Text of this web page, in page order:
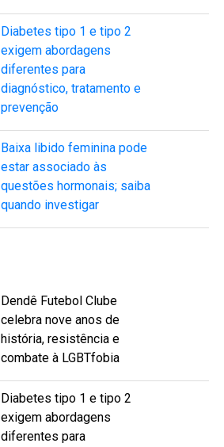
Diabetes tipo 1 e tipo 2
exigem abordagens
diferentes para
diagnóstico, tratamento e
prevenção
Baixa libido feminina pode
estar associado às
questões hormonais; saiba
quando investigar
Dendê Futebol Clube
celebra nove anos de
história, resistência e
combate à LGBTfobia
Diabetes tipo 1 e tipo 2
exigem abordagens
diferentes para